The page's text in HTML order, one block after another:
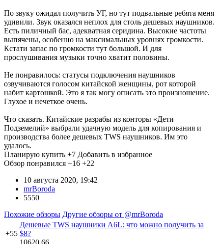
По звуку ожидал получить УГ, но тут подвальные ребята меня
удивили. Звук оказался неплох для столь дешевых наушников.
Есть пиличный бас, адекватная серидина. Высокие частоты
выпячены, особенно на максимальных уровнях громкости.
Кстати запас по громкости тут большой. И для
прослушивания музыки точно хватит половины.
Не понравилось: статусы подключения наушников
озвучиваются голосом китайской женщины, рот которой
набит картошкой. Это я так могу описать это произношение.
Глухое и нечеткое очень.
Что сказать. Китайские разрабы из конторы «Дети
Подземелий» выбрали удачную модель для копирования и
производства более дешевых TWS наушников. Им это
удалось.
Планирую купить +7 Добавить в избранное
Обзор понравился +16 +22
10 августа 2020, 19:42
mrBoroda
5550
Похожие обзоры Другие обзоры от @mrBoroda
+55
Дешевые TWS наушники A6L: что можно получить за
$8?
10620 66